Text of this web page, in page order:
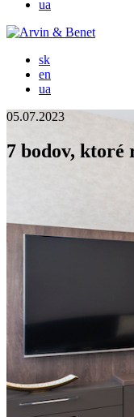
ua
sk
en
ua
05.07.2023
7 bodov, ktoré